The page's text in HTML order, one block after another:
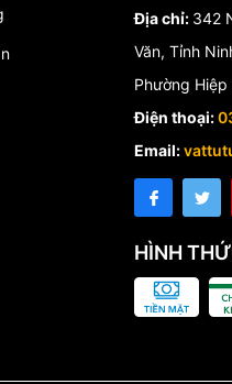
Địa chỉ: 342
Văn, Tỉnh
Phường Hiệp
Điện thoại:
Email:
HÌNH